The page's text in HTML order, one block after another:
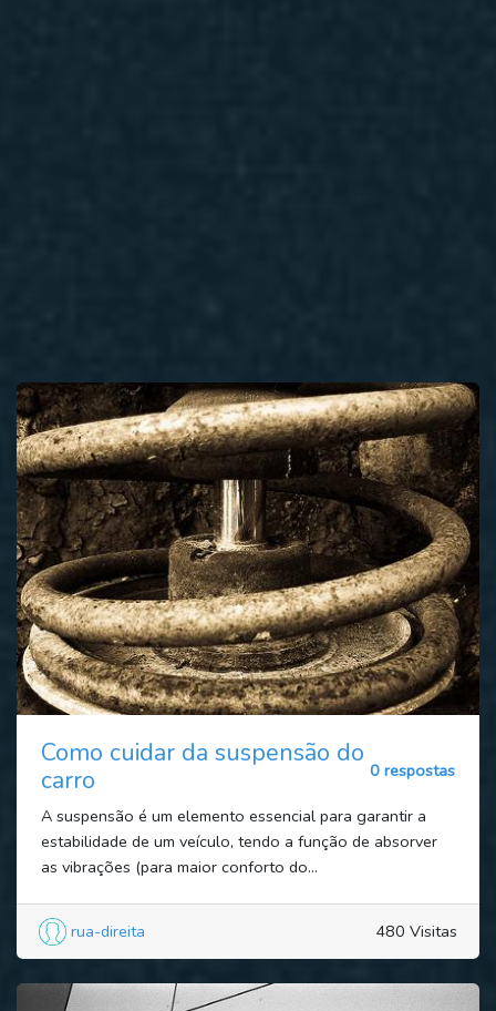
Como cuidar da suspensão do
carro
0 respostas
A suspensão é um elemento essencial para garantir a
estabilidade de um veículo, tendo a função de absorver
as vibrações (para maior conforto do...
rua-direita 480 Visitas